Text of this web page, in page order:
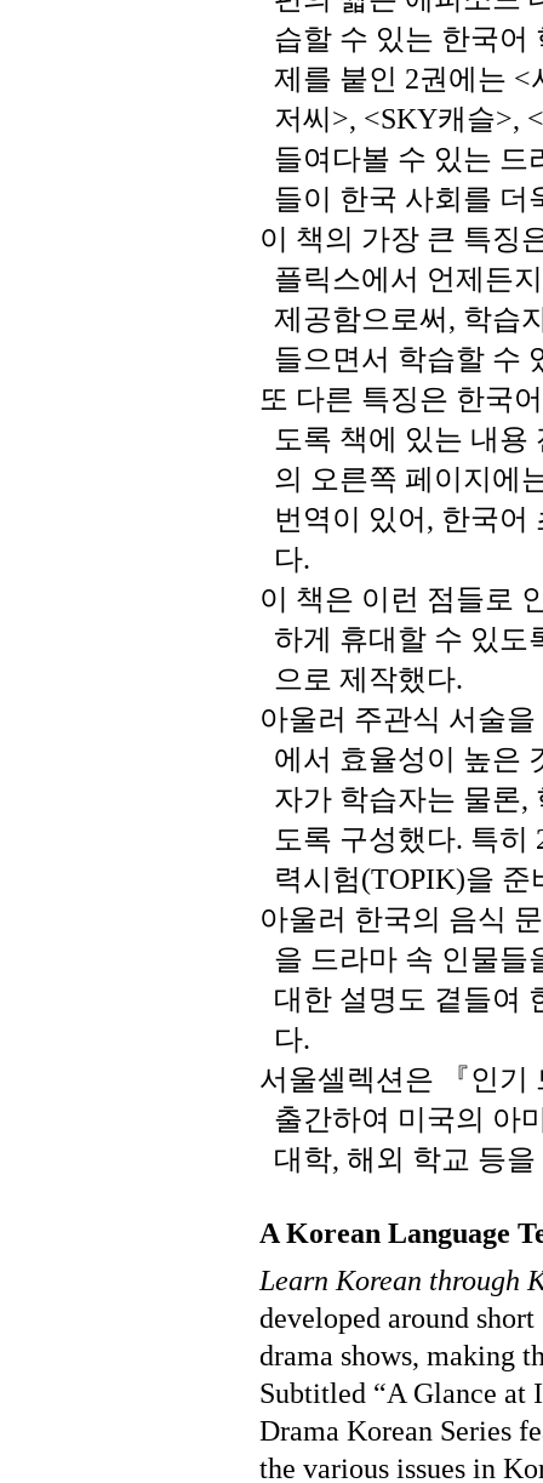
습할 수 있는 한국어
제를 붙인 2권에는 <
저씨>, <SKY캐슬>,
들여다볼 수 있는 드
들이 한국 사회를 더
이 책의 가장 큰 특징
플릭스에서 언제든지
제공함으로써, 학습
들으면서 학습할 수
또 다른 특징은 한국어
도록 책에 있는 내용
의 오른쪽 페이지에
번역이 있어, 한국어
다.
이 책은 이런 점들로
하게 휴대할 수 있도
으로 제작했다.
아울러 주관식 서술을
에서 효율성이 높은
자가 학습자는 물론,
도록 구성했다. 특히
력시험(TOPIK)을 준
아울러 한국의 음식
을 드라마 속 인물들
대한 설명도 곁들여
다.
서울셀렉션은 『인기
출간하여 미국의 아
대학,해외 학교 등을
A Korean Language
Learn Korean through
developed around
drama shows, making
Subtitled “A Glance at
Drama Korean Series
the various issues in